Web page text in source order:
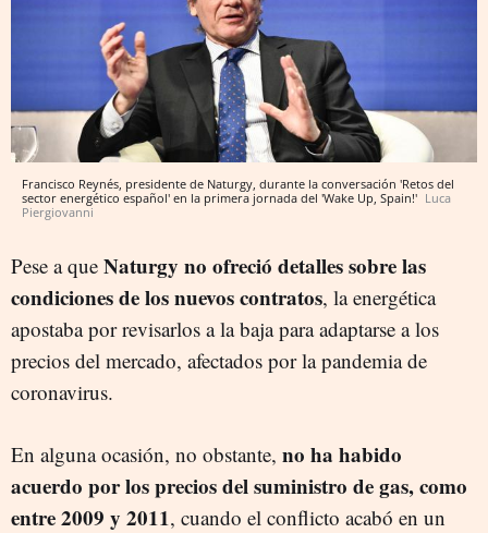
Francisco Reynés, presidente de Naturgy, durante la conversación 'Retos del
sector energético español' en la primera jornada del 'Wake Up, Spain!' Luca
Piergiovanni
Pese a que Naturgy no ofreció detalles sobre las
condiciones de los nuevos contratos, la energética
apostaba por revisarlos a la baja para adaptarse a los
precios del mercado, afectados por la pandemia de
coronavirus.
En alguna ocasión, no obstante, no ha habido
acuerdo por los precios del suministro de gas, como
entre 2009 y 2011, cuando el conflicto acabó en un